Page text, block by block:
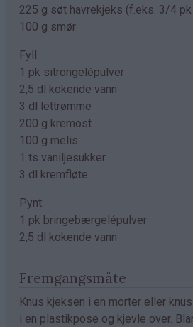
225 g søt havrekjeks (f.eks. 3/4
100 g smør
Fyll:
1 pk sitrongelépulver
2,5 dl kokende vann
3 dl lettrømme
200 g kremost
100 g melis
1 ts vaniljesukker
3 dl kremfløte
Pynt:
1 pk bringebærgelépulver
2,5 dl kokende vann
Fremgangsmåte
Knus kjeksen i en morter eller
i en plastikpose og kjevle over.